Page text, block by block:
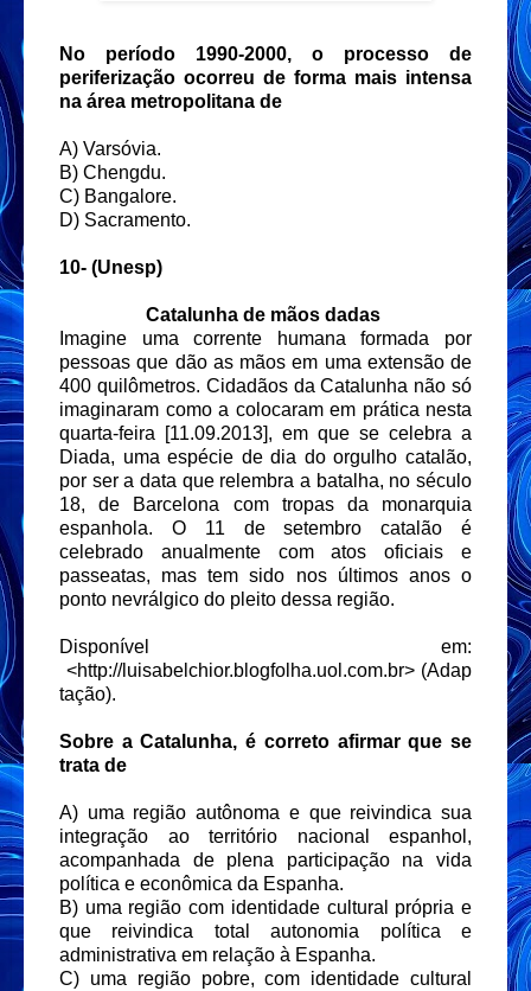
No período 1990-2000, o processo de
periferização ocorreu de forma mais intensa
na área metropolitana de
A) Varsóvia.
B) Chengdu.
C) Bangalore.
D) Sacramento.
10- (Unesp)
Catalunha de mãos dadas
Imagine uma corrente humana formada por
pessoas que dão as mãos em uma extensão de
400 quilômetros. Cidadãos da Catalunha não só
imaginaram como a colocaram em prática nesta
quarta-feira [11.09.2013], em que se celebra a
Diada, uma espécie de dia do orgulho catalão,
por ser a data que relembra a batalha, no século
18, de Barcelona com tropas da monarquia
espanhola. O 11 de setembro catalão é
celebrado anualmente com atos oficiais e
passeatas, mas tem sido nos últimos anos o
ponto nevrálgico do pleito dessa região.
Disponível em:
<http://luisabelchior.blogfolha.uol.com.br> (Adap
tação).
Sobre a Catalunha, é correto afirmar que se
trata de
A) uma região autônoma e que reivindica sua
integração ao território nacional espanhol,
acompanhada de plena participação na vida
política e econômica da Espanha.
B) uma região com identidade cultural própria e
que reivindica total autonomia política e
administrativa em relação à Espanha.
C) uma região pobre, com identidade cultural